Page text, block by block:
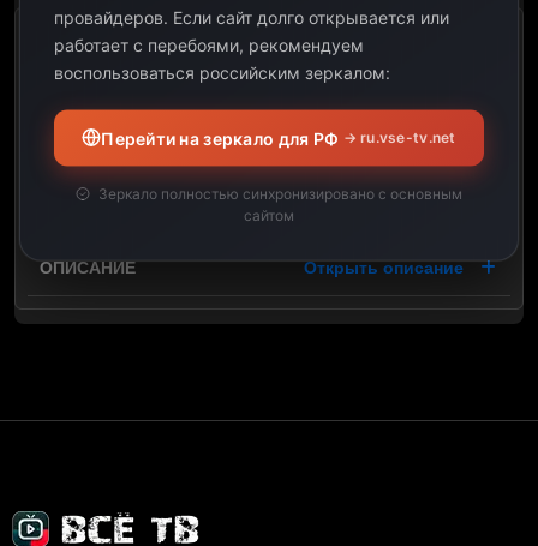
Goth Meets Geek
22:37
Открыть описание
провайдеров. Если сайт долго открывается или
работает с перебоями, рекомендуем
воспользоваться российским зеркалом:
Перейти на зеркало для РФ → ru.vse-tv.net
Зеркало полностью синхронизировано с основным
сайтом